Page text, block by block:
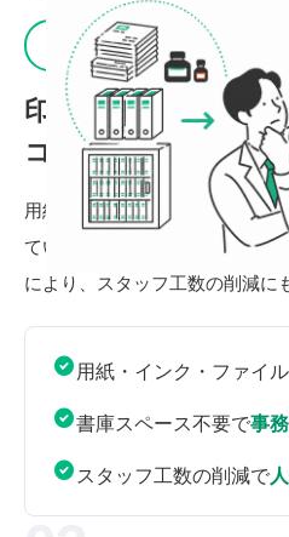
コスト削減
印刷・保管にかかる
コストを大幅カット
用紙代・インク代・ファイル
ていたコストをまとめて削減。
により、スタッフ工数の削減に
用紙・インク・ファイル
書庫スペース不要で事
スタッフ工数の削減で